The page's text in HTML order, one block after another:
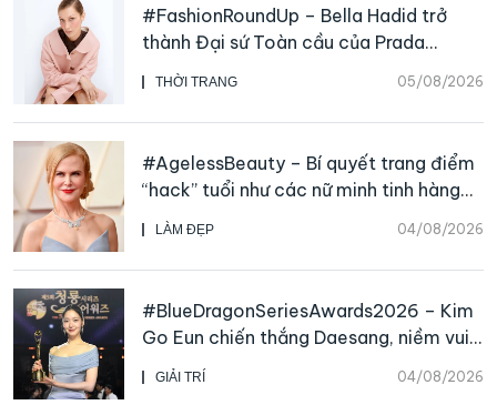
THỜI TRANG 05/08/2026
#FashionRoundUp – Bella Hadid trở
thành Đại sứ Toàn cầu của Prada
Beauty, CHANEL mua lại Charvet
LÀM ĐẸP 04/08/2026
#AgelessBeauty – Bí quyết trang điểm
“hack” tuổi như các nữ minh tinh hàng
đầu
GIẢI TRÍ 04/08/2026
#BlueDragonSeriesAwards2026 – Kim
Go Eun chiến thắng Daesang, niềm vui
nhân đôi của Park Bo Kyung sau 23
năm